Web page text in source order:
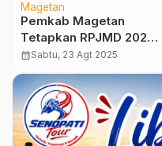
Magetan
Pemkab Magetan
Tetapkan RPJMD 2025–
2029, DPRD Ingatkan
Sinergi dan
Keterbatasan Anggaran
calendar_monthSabtu, 23 Agt 2025